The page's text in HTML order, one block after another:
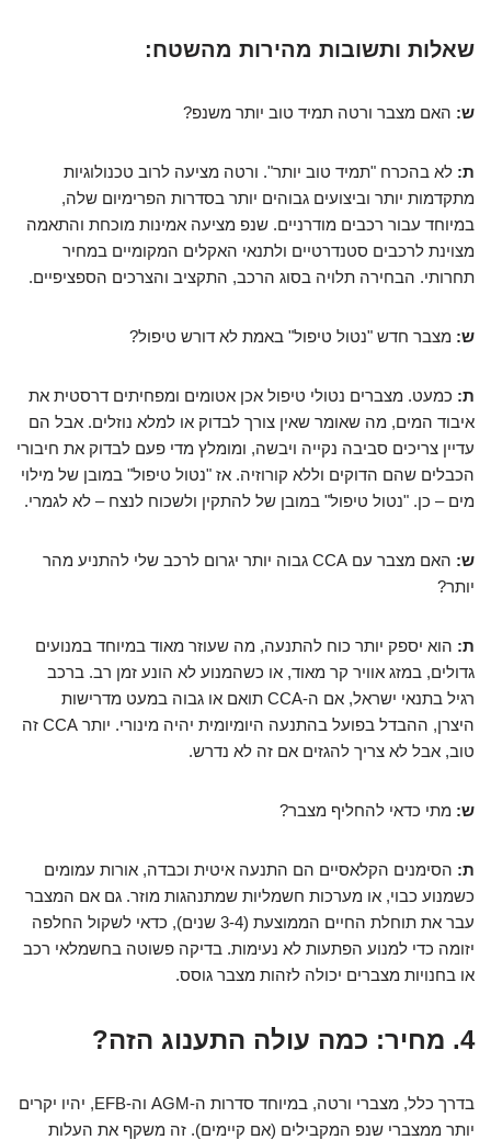
שאלות ותשובות מהירות מהשטח:
ש: האם מצבר ורטה תמיד טוב יותר משנפ?
ת: לא בהכרח "תמיד טוב יותר". ורטה מציעה לרוב טכנולוגיות
מתקדמות יותר וביצועים גבוהים יותר בסדרות הפרימיום שלה,
במיוחד עבור רכבים מודרניים. שנפ מציעה אמינות מוכחת והתאמה
מצוינת לרכבים סטנדרטיים ולתנאי האקלים המקומיים במחיר
תחרותי. הבחירה תלויה בסוג הרכב, התקציב והצרכים הספציפיים.
ש: מצבר חדש "נטול טיפול" באמת לא דורש טיפול?
ת: כמעט. מצברים נטולי טיפול אכן אטומים ומפחיתים דרסטית את
איבוד המים, מה שאומר שאין צורך לבדוק או למלא נוזלים. אבל הם
עדיין צריכים סביבה נקייה ויבשה, ומומלץ מדי פעם לבדוק את חיבורי
הכבלים שהם הדוקים וללא קורוזיה. אז "נטול טיפול" במובן של מילוי
מים – כן. "נטול טיפול" במובן של להתקין ולשכוח לנצח – לא לגמרי.
ש:
האם מצבר עם CCA גבוה יותר יגרום לרכב שלי להתניע מהר
יותר?
ת: הוא יספק יותר כוח להתנעה, מה שעוזר מאוד במיוחד במנועים
גדולים, במזג אוויר קר מאוד, או כשהמנוע לא הונע זמן רב. ברכב
רגיל בתנאי ישראל, אם ה-CCA תואם או גבוה במעט מדרישות
היצרן, ההבדל בפועל בהתנעה היומיומית יהיה מינורי. יותר CCA זה
טוב, אבל לא צריך להגזים אם זה לא נדרש.
ש: מתי כדאי להחליף מצבר?
ת: הסימנים הקלאסיים הם התנעה איטית וכבדה, אורות עמומים
כשמנוע כבוי, או מערכות חשמליות שמתנהגות מוזר. גם אם המצבר
עבר את תוחלת החיים הממוצעת (3-4 שנים), כדאי לשקול החלפה
יזומה כדי למנוע הפתעות לא נעימות. בדיקה פשוטה בחשמלאי רכב
או בחנויות מצברים יכולה לזהות מצבר גוסס.
4. מחיר: כמה עולה התענוג הזה?
בדרך כלל, מצברי ורטה, במיוחד סדרות ה-AGM וה-EFB, יהיו יקרים
יותר ממצברי שנפ המקבילים (אם קיימים). זה משקף את העלות